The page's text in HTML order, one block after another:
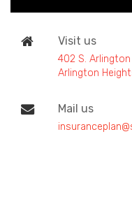
Visit us
402 S.
Arlington
Mail us